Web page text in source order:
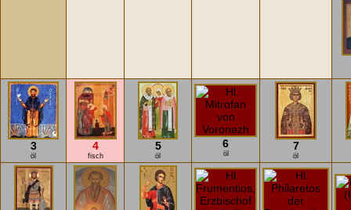
3
öl
4
fisch
5
öl
6
öl
7
öl